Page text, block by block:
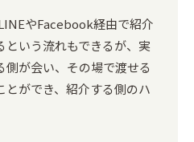
やFacebook経由で紹介
という流れもできるが、実
が会い、その場で渡せる
ができ、紹介する側のハ